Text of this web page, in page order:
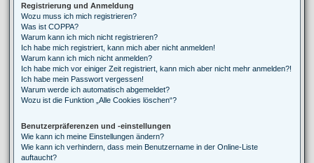
Registrierung und Anmeldung
Wozu muss ich mich registrieren?
Was ist COPPA?
Warum kann ich mich nicht registrieren?
Ich habe mich registriert, kann mich aber nicht anmelden!
Warum kann ich mich nicht anmelden?
Ich habe mich vor einiger Zeit registriert, kann mich aber nicht mehr anmelden?!
Ich habe mein Passwort vergessen!
Warum werde ich automatisch abgemeldet?
Wozu ist die Funktion „Alle Cookies löschen“?
Benutzerpräferenzen und -einstellungen
Wie kann ich meine Einstellungen ändern?
Wie kann ich verhindern, dass mein Benutzername in der Online-Liste
auftaucht?